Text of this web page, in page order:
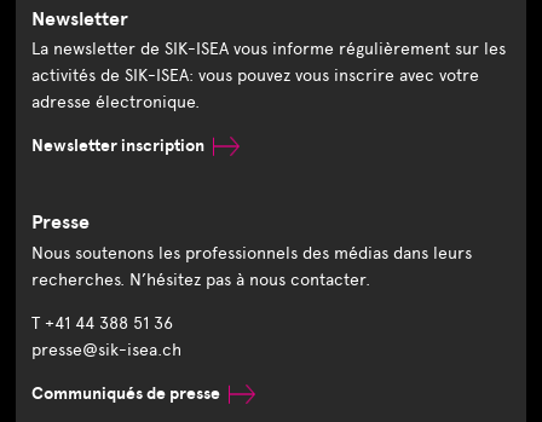
Newsletter
La newsletter de SIK-ISEA vous informe régulièrement sur les
activités de SIK-ISEA: vous pouvez vous inscrire avec votre
adresse électronique.
Newsletter inscription
Presse
Nous soutenons les professionnels des médias dans leurs
recherches. N’hésitez pas à nous contacter.
T +41 44 388 51 36
presse@sik-isea.ch
Communiqués de presse